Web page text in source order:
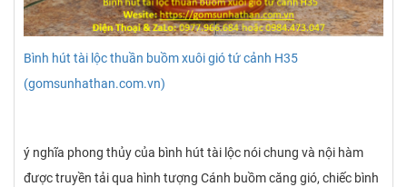
Bình hút tài lộc thuần buồm xuôi gió tứ cảnh H35
(gomsunhathan.com.vn)
ý nghĩa phong thủy của bình hút tài lộc nói chung và nội hàm
được truyền tải qua hình tượng Cánh buồm căng gió, chiếc bình